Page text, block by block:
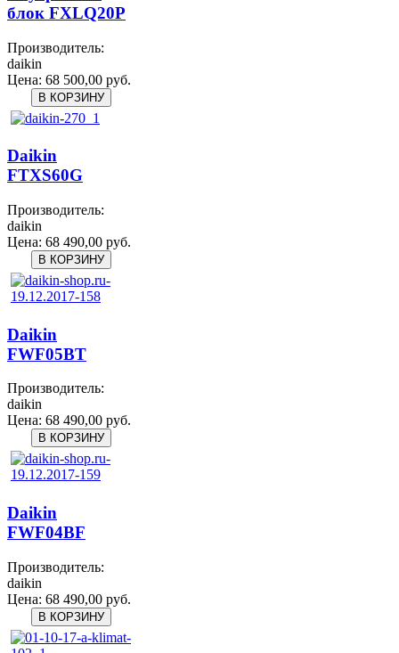
блок FXLQ20P
Производитель:
daikin
Цена: 68 500,00 руб.
Daikin
FTXS60G
Производитель:
daikin
Цена: 68 490,00 руб.
Daikin
FWF05BT
Производитель:
daikin
Цена: 68 490,00 руб.
Daikin
FWF04BF
Производитель:
daikin
Цена: 68 490,00 руб.